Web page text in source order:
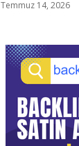
Temmuz 14, 2026